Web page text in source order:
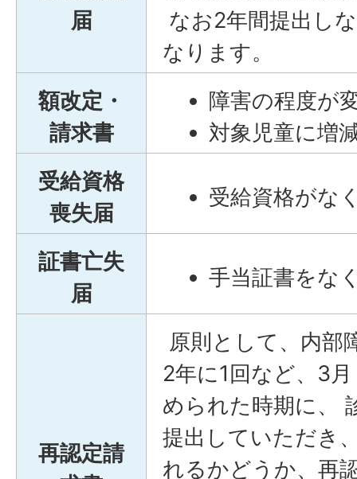
届
なお2年間提出し
なります。
額改定・
請求書
障害の程度が
対象児童に増
受給資格
喪失届
受給資格がな
証書亡失
届
手当証書をな
再認定請
原則として、内部
2年に1回など、3
められた時期に、
提出していただき
れるかどうか、再